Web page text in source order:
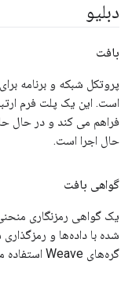
دبلیو
بافت
پروتکل شبکه و برنامه
است. این یک پلت فرم
حال اجرا است.
گواهی بافت
گره‌های Weave استفاده می‌شود.